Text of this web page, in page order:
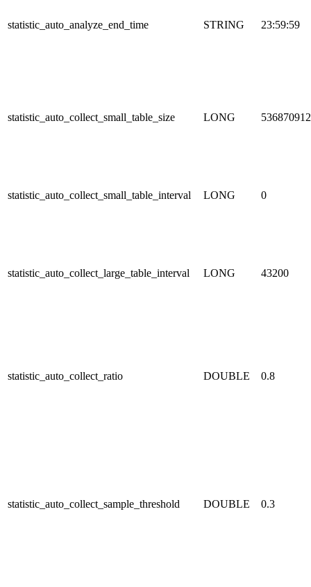
statistic_auto_analyze_end_time STRING 23:59:59
statistic_auto_collect_small_table_size LONG
statistic_auto_collect_small_table_interval LONG 0
statistic_auto_collect_large_table_interval LONG 43200
statistic_auto_collect_ratio DOUBLE 0.8
statistic_auto_collect_sample_threshold DOUBLE 0.3